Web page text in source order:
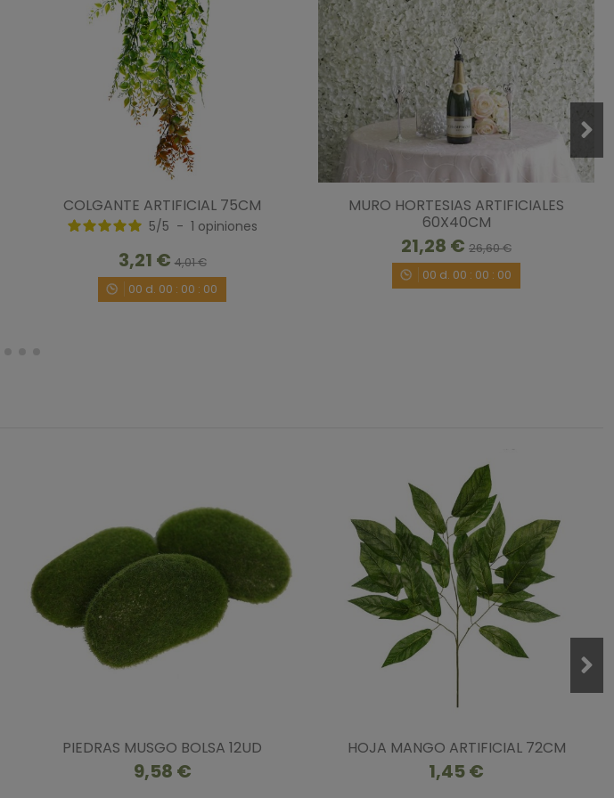
COLGANTE ARTIFICIAL 75CM
5/5 - 1 opiniones
3,21 €4,01 €
00 d. 00 : 00 : 00
MURO HORTESIAS ARTIFICIALES
60X40CM
21,28 € 26,60 €
00 d. 00 : 00 : 00
PIEDRAS MUSGO BOLSA 12UD
9,58 €
HOJA MANGO ARTIFICIAL 72CM
1,45 €